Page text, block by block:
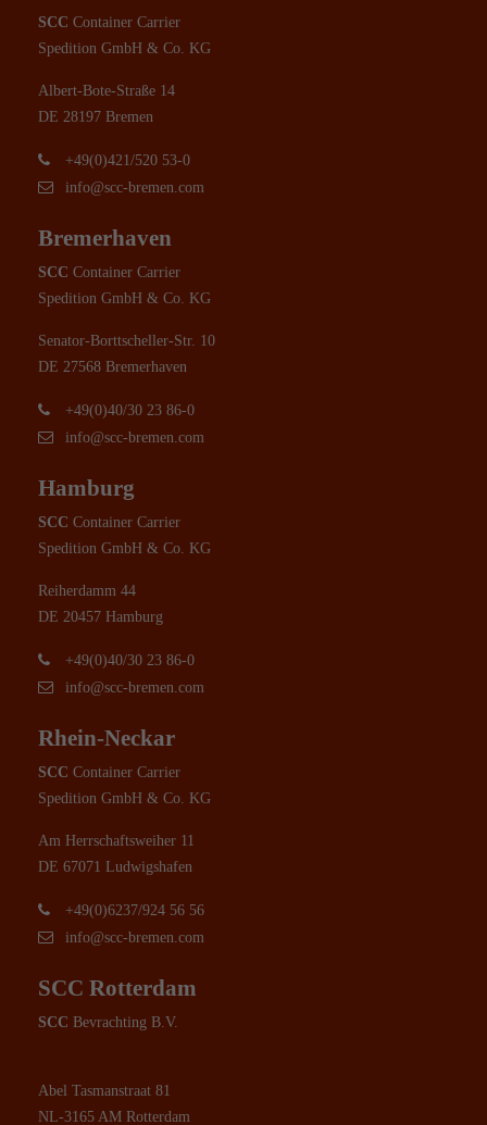
SCC Container Carrier
Spedition GmbH & Co. KG
Albert-Bote-Straße 14
DE 28197 Bremen
+49(0)421/520 53-0
info@scc-bremen.com
Bremerhaven
SCC Container Carrier
Spedition GmbH & Co. KG
Senator-Borttscheller-Str. 10
DE 27568 Bremerhaven
+49(0)40/30 23 86-0
info@scc-bremen.com
Hamburg
SCC Container Carrier
Spedition GmbH & Co. KG
Reiherdamm 44
DE 20457 Hamburg
+49(0)40/30 23 86-0
info@scc-bremen.com
Rhein-Neckar
SCC Container Carrier
Spedition GmbH & Co. KG
Am Herrschaftsweiher 11
DE 67071 Ludwigshafen
+49(0)6237/924 56 56
info@scc-bremen.com
SCC Rotterdam
SCC Bevrachting B.V.
Abel Tasmanstraat 81
NL-3165 AM Rotterdam